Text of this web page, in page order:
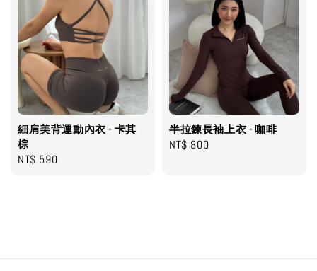
細肩美背運動內衣 - 卡其
棕
Regular
NT$ 590
半拉鍊長袖上衣 - 咖啡
Regular
NT$ 800